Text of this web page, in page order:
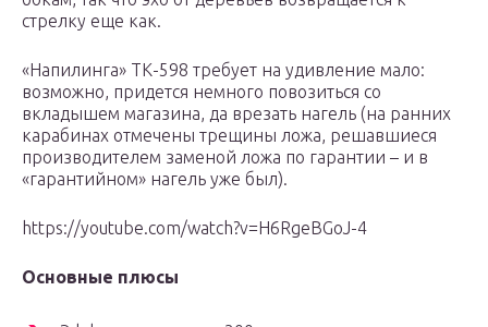
стрелку еще как.
«Напилинга» ТК-598 требует на удивление мало:
возможно, придется немного повозиться со
вкладышем магазина, да врезать нагель (на ранних
карабинах отмечены трещины ложа, решавшиеся
производителем заменой ложа по гарантии – и в
«гарантийном» нагель уже был).
https://youtube.com/watch?v=H6RgeBGoJ-4
Основные плюсы